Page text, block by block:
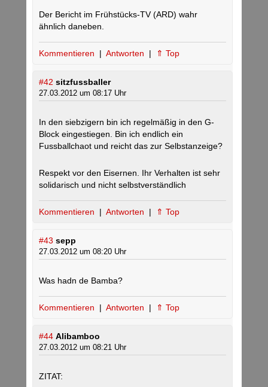
Der Bericht im Frühstücks-TV (ARD) wahr
ähnlich daneben.
Kommentieren | Antworten | ⇑ Top
#42 sitzfussballer
27.03.2012 um 08:17 Uhr
In den siebzigern bin ich regelmäßig in den G-
Block eingestiegen. Bin ich endlich ein
Fussballchaot und reicht das zur Selbstanzeige?
Respekt vor den Eisernen. Ihr Verhalten ist sehr
solidarisch und nicht selbstverständlich
Kommentieren | Antworten | ⇑ Top
#43 sepp
27.03.2012 um 08:20 Uhr
Was hadn de Bamba?
Kommentieren | Antworten | ⇑ Top
#44 Alibamboo
27.03.2012 um 08:21 Uhr
ZITAT: